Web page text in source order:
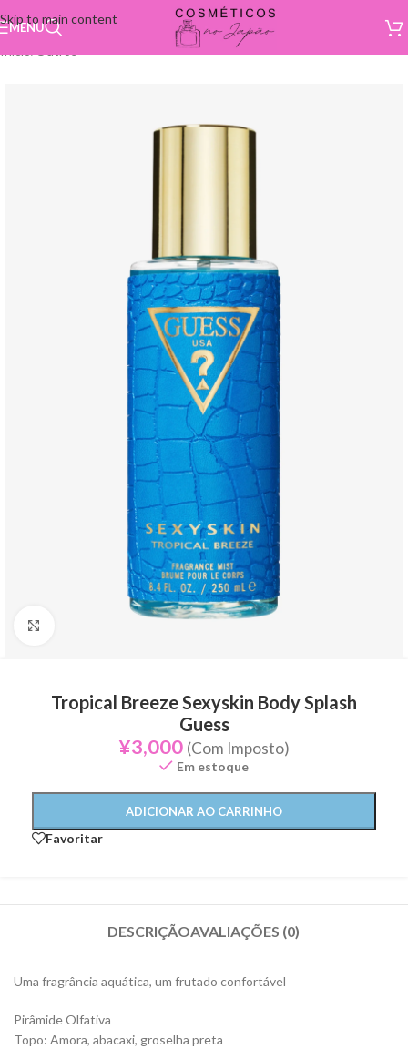
Skip to main content
MENU
Tropical Breeze Sexyskin Body Splash
Guess
¥3,000 (Com Imposto)
Em estoque
ADICIONAR AO CARRINHO
Favoritar
DESCRIÇÃOAVALIAÇÕES (0)
Uma fragrância aquática, um frutado confortável
Pirâmide Olfativa
Topo: Amora, abacaxi, groselha preta